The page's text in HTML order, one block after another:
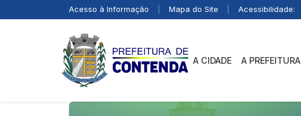
Acesso à Informação Mapa do Site Acessibilidade:
A CIDADE A PREFEITURA